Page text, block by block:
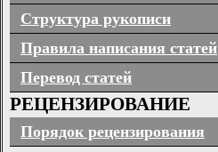
Структура рукописи
Правила написания статей
Перевод статей
РЕЦЕНЗИРОВАНИЕ
Порядок рецензирования